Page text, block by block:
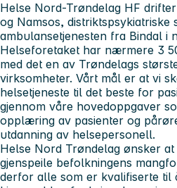
Helse Nord-Trøndelag HF
og Namsos, distriktspsykiatriske
ambulansetjenesten fra Bindal i
Helseforetaket har nærmere 3
med det en av Trøndelags
virksomheter. Vårt mål er at vi
helsetjeneste til det beste for
gjennom våre hovedoppgaver
opplæring av pasienter og
utdanning av helsepersonell.
Helse Nord Trøndelag ønsker
gjenspeile befolkningens
derfor alle som er kvalifiserte til